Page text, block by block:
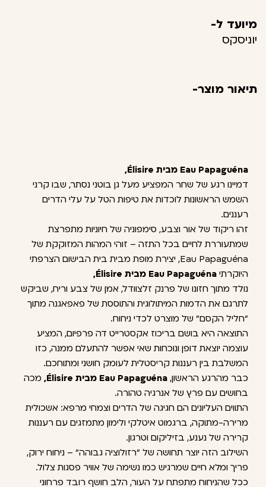
מיועד ל-
יוניסקס
תיאור מוצר-
Eau Papaguéna מבית Élisire,
דמיינו רגע של שחר המפציע מעל גן בוטני נסתר, שבו קרני
השמש הראשונות לוכדות את טיפות הטל על עלי הדרים
רעננים.
זהו ריקוד של אור וצבע, סימפוניה של חיוניות מתפרצת
שמתעוררת לחיים בכל התזה – זוהי המהות המזוקקת של
Eau Papaguéna, יצירת מופת מבית בית הבישום הצרפתי
היוקרתי Eau Papaguéna מבית Élisire,
נולד מתוך חזונו של פרנק זלצוודל, אמן של צבע וריח, שביקש
לתרגם את הדמות המיתולוגית והתוססת של פאפאגנה מתוך
"חליל הקסם" של מוצרט לכדי ניחוח.
התוצאה היא בושם בריכוז אקסטרייט דה פרפיום, המציע
עוצמה יוצאת דופן ונוכחות שאי אפשר להתעלם ממנה, כזו
המשלבת בין רעננות קריסטלית לעומק חושני ומתוחכם.
כבר מהרגע הראשון, Eau Papaguéna מבית Élisire,
מכה
בחושים עם פרץ של אנרגיה טהורה.
התווים העליונים הם חגיגה של הדרים וצמחי מרפא: אשכולית
מרירה-מתוקה, ברגמוט איטלקי ולימון מתמזגים עם רעננות
קרירה של נענע, בזיליקום וטרגון.
השילוב הזה יוצר תחושה של "רזולוציה גבוהה" – ניחוח ירוק,
פריך ומלא חיים שמרגיש כמו נשימה של אוויר פסגות צלול.
ככל שהניחוח מתפתח על העור, הלב חושף רובד פרחוני